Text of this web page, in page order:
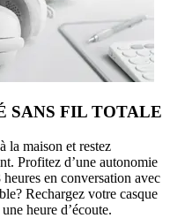
SANS FIL TOTALE
la maison et restez
Profitez d’une autonomie
en conversation avec
Rechargez votre casque
heure d’écoute.